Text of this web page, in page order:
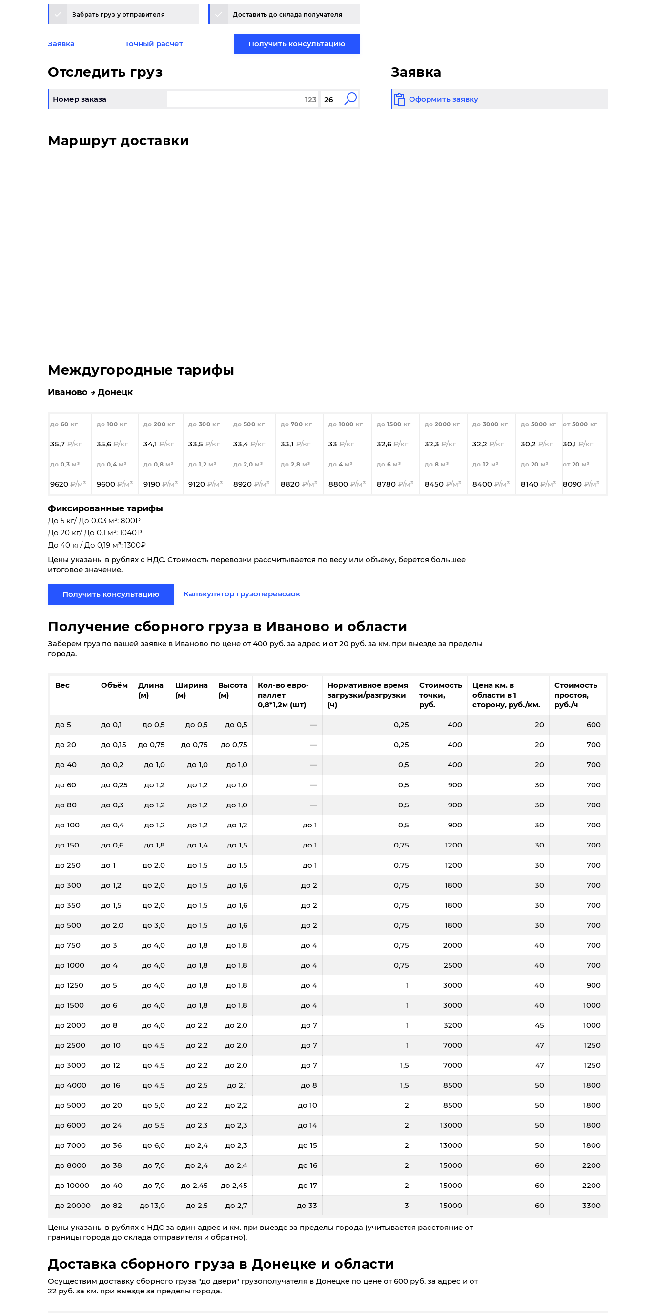
Забрать груз у отправителя Доставить до склада получателя
Заявка Точный расчет Получить консультацию
Отследить груз
Номер заказа
Заявка
Оформить заявку
Маршрут доставки
Междугородные тарифы
Иваново Донецк
60 100 200 300 500 700 1000 1500 2000 3000 5000 5000
35,7 35,6 34,1 33,5 33,4 33,1 33 32,6 32,3 32,2 30,2 30,1
0,3 0,4 0,8 1,2 2,0 2,8 4 6 8 12 20 20
9620 9600 9190 9120 8920 8820 8800 8780 8450 8400 8140 8090
Фиксированные тарифы
До 5 кг/ До 0,03 м³: 800₽
До 20 кг/ До 0,1 м³: 1040₽
До 40 кг/ До 0,19 м³: 1300₽
Цены указаны в рублях с НДС. Стоимость перевозки рассчитывается по весу или объёму, берётся большее
итоговое значение.
Получить консультацию Калькулятор грузоперевозок
Получение сборного груза в Иваново и области
Заберем груз по вашей заявке в Иваново по цене от 400 руб. за адрес и от 20 руб. за км. при выезде за пределы
города.
Вес Объём
Длина
(м)
Ширина
(м)
Высота
(м)
Кол-во евро-
паллет
0,8*1,2м (шт)
Нормативное время
загрузки/разгрузки
(ч)
Стоимость
точки,
руб.
Цена км. в
области в 1
сторону, руб./км.
Стоимость
простоя,
руб./ч
до 5 до 0,1 до 0,5 до 0,5 до 0,5 — 0,25 400 20 600
до 20 до 0,15 до 0,75 до 0,75 до 0,75 — 0,25 400 20 700
до 40 до 0,2 до 1,0 до 1,0 до 1,0 — 0,5 400 20 700
до 60 до 0,25 до 1,2 до 1,2 до 1,0 — 0,5 900 30 700
до 80 до 0,3 до 1,2 до 1,2 до 1,0 — 0,5 900 30 700
до 100 до 0,4 до 1,2 до 1,2 до 1,2 до 1 0,5 900 30 700
до 150 до 0,6 до 1,8 до 1,4 до 1,5 до 1 0,75 1200 30 700
до 250 до 1 до 2,0 до 1,5 до 1,5 до 1 0,75 1200 30 700
до 300 до 1,2 до 2,0 до 1,5 до 1,6 до 2 0,75 1800 30 700
до 350 до 1,5 до 2,0 до 1,5 до 1,6 до 2 0,75 1800 30 700
до 500 до 2,0 до 3,0 до 1,5 до 1,6 до 2 0,75 1800 30 700
до 750 до 3 до 4,0 до 1,8 до 1,8 до 4 0,75 2000 40 700
до 1000 до 4 до 4,0 до 1,8 до 1,8 до 4 0,75 2500 40 700
до 1250 до 5 до 4,0 до 1,8 до 1,8 до 4 1 3000 40 900
до 1500 до 6 до 4,0 до 1,8 до 1,8 до 4 1 3000 40 1000
до 2000 до 8 до 4,0 до 2,2 до 2,0 до 7 1 3200 45 1000
до 2500 до 10 до 4,5 до 2,2 до 2,0 до 7 1 7000 47 1250
до 3000 до 12 до 4,5 до 2,2 до 2,0 до 7 1,5 7000 47 1250
до 4000 до 16 до 4,5 до 2,5 до 2,1 до 8 1,5 8500 50 1800
до 5000 до 20 до 5,0 до 2,2 до 2,2 до 10 2 8500 50 1800
до 6000 до 24 до 5,5 до 2,3 до 2,3 до 14 2 13000 50 1800
до 7000 до 36 до 6,0 до 2,4 до 2,3 до 15 2 13000 50 1800
до 8000 до 38 до 7,0 до 2,4 до 2,4 до 16 2 15000 60 2200
до 10000 до 40 до 7,0 до 2,45 до 2,45 до 17 2 15000 60 2200
до 20000 до 82 до 13,0 до 2,5 до 2,7 до 33 3 15000 60 3300
Цены указаны в рублях с НДС за один адрес и км. при выезде за пределы города (учитывается расстояние от
границы города до склада отправителя и обратно).
Доставка сборного груза в Донецкe и области
Осуществим доставку сборного груза "до двери" грузополучателя в Донецкe по цене от 600 руб. за адрес и от
22 руб. за км. при выезде за пределы города.